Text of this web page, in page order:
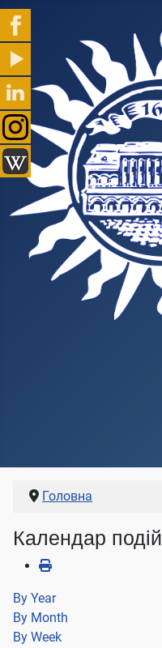
Головна
Календар подій
By Year
By Month
By Week